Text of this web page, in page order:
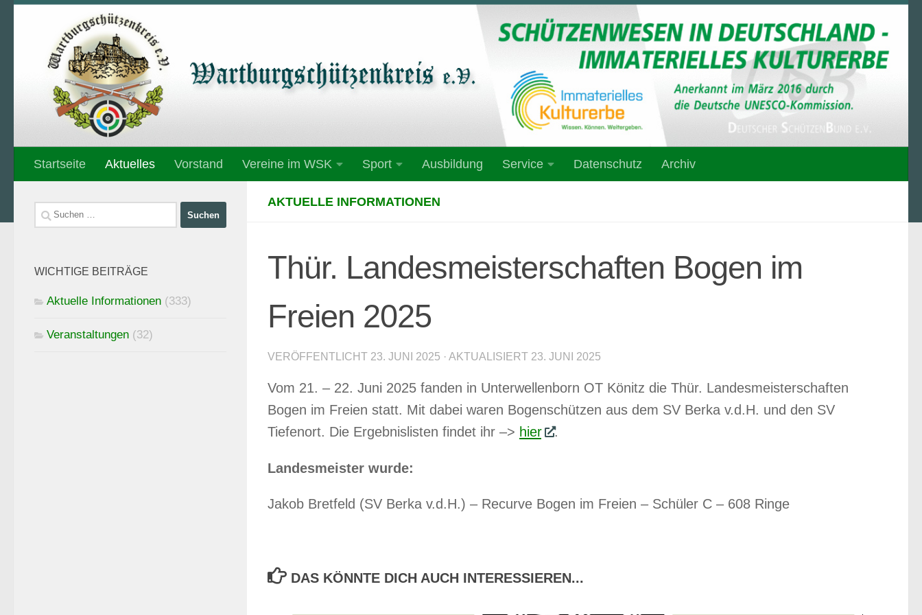
Unter dem Inhalt
Startseite Aktuelles Vorstand Vereine im WSK Sport Ausbildung Service Datenschutz Archiv
AKTUELLE INFORMATIONEN
Thür. Landesmeisterschaften Bogen im
Freien 2025
VERÖFFENTLICHT 23. JUNI 2025 · AKTUALISIERT 23. JUNI 2025
Vom 21. – 22. Juni 2025 fanden in Unterwellenborn OT Könitz die Thür. Landesmeisterschaften
Bogen im Freien statt. Mit dabei waren Bogenschützen aus dem SV Berka v.d.H. und den SV
Tiefenort. Die Ergebnislisten findet ihr –> hier .
Landesmeister wurde:
Jakob Bretfeld (SV Berka v.d.H.) – Recurve Bogen im Freien – Schüler C – 608 Ringe
DAS KÖNNTE DICH AUCH INTERESSIEREN...
Suchen
nach:
WICHTIGE BEITRÄGE
Aktuelle Informationen (333)
Veranstaltungen (32)